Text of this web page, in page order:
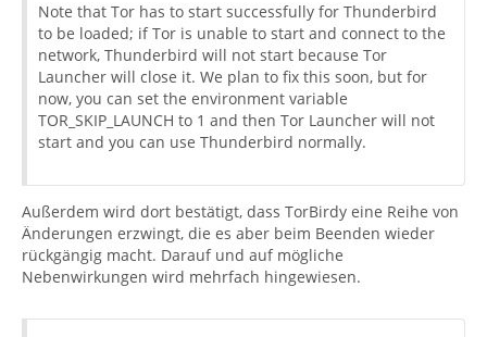
Note that Tor has to start successfully for Thunderbird
to be loaded; if Tor is unable to start and connect to the
network, Thunderbird will not start because Tor
Launcher will close it. We plan to fix this soon, but for
now, you can set the environment variable
TOR_SKIP_LAUNCH to 1 and then Tor Launcher will not
start and you can use Thunderbird normally.
Außerdem wird dort bestätigt, dass TorBirdy eine Reihe von
Änderungen erzwingt, die es aber beim Beenden wieder
rückgängig macht. Darauf und auf mögliche
Nebenwirkungen wird mehrfach hingewiesen.